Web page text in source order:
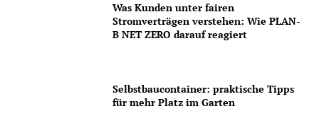
Was Kunden unter fairen
Stromverträgen verstehen: Wie PLAN-
B NET ZERO darauf reagiert
Selbstbaucontainer: praktische Tipps
für mehr Platz im Garten